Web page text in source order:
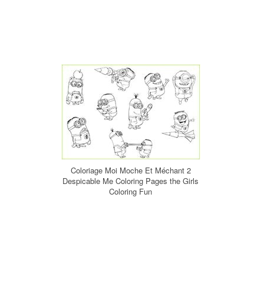
Coloriage Moi Moche Et Méchant 2
Despicable Me Coloring Pages the Girls
Coloring Fun